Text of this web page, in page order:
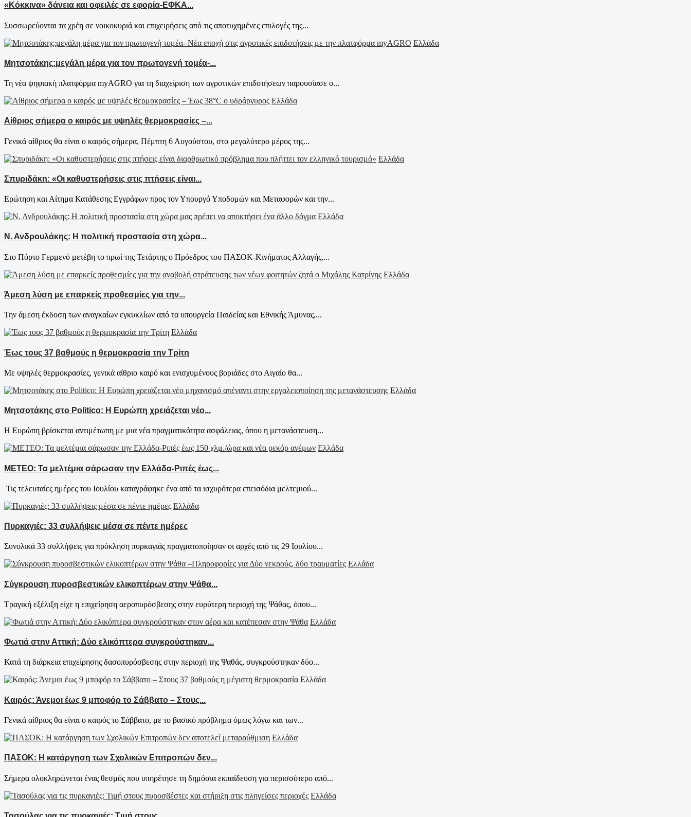
«Κόκκινα» δάνεια και οφειλές σε εφορία-ΕΦΚΑ...
Συσσωρεύονται τα χρέη σε νοικοκυριά και επιχειρήσεις από τις αποτυχημένες επιλογές της...
Ελλάδα
Μητσοτάκης:μεγάλη μέρα για τον πρωτογενή τομέα-...
Τη νέα ψηφιακή πλατφόρμα myAGRO για τη διαχείριση των αγροτικών επιδοτήσεων παρουσίασε ο...
Ελλάδα
Αίθριος σήμερα ο καιρός με υψηλές θερμοκρασίες –...
Γενικά αίθριος θα είναι ο καιρός σήμερα, Πέμπτη 6 Αυγούστου, στο μεγαλύτερο μέρος της...
Ελλάδα
Σπυριδάκη: «Οι καθυστερήσεις στις πτήσεις είναι...
Ερώτηση και Αίτημα Κατάθεσης Εγγράφων προς τον Υπουργό Υποδομών και Μεταφορών και την...
Ελλάδα
Ν. Ανδρουλάκης: Η πολιτική προστασία στη χώρα...
Στο Πόρτο Γερμενό μετέβη το πρωί της Τετάρτης ο Πρόεδρος του ΠΑΣΟΚ-Κινήματος Αλλαγής,...
Ελλάδα
Άμεση λύση με επαρκείς προθεσμίες για την...
Την άμεση έκδοση των αναγκαίων εγκυκλίων από τα υπουργεία Παιδείας και Εθνικής Άμυνας,...
Ελλάδα
Έως τους 37 βαθμούς η θερμοκρασία την Τρίτη
Με υψηλές θερμοκρασίες, γενικά αίθριο καιρό και ενισχυμένους βοριάδες στο Αιγαίο θα...
Ελλάδα
Μητσοτάκης στο Politico: Η Ευρώπη χρειάζεται νέο...
Η Ευρώπη βρίσκεται αντιμέτωπη με μια νέα πραγματικότητα ασφάλειας, όπου η μετανάστευση...
Ελλάδα
ΜΕΤΕΟ: Τα μελτέμια σάρωσαν την Ελλάδα-Ριπές έως...
Τις τελευταίες ημέρες του Ιουλίου καταγράφηκε ένα από τα ισχυρότερα επεισόδια μελτεμιού...
Ελλάδα
Πυρκαγιές: 33 συλλήψεις μέσα σε πέντε ημέρες
Συνολικά 33 συλλήψεις για πρόκληση πυρκαγιάς πραγματοποίησαν οι αρχές από τις 29 Ιουλίου...
Ελλάδα
Σύγκρουση πυροσβεστικών ελικοπτέρων στην Ψάθα...
Τραγική εξέλιξη είχε η επιχείρηση αεροπυρόσβεσης στην ευρύτερη περιοχή της Ψάθας, όπου...
Ελλάδα
Φωτιά στην Αττική: Δύο ελικόπτερα συγκρούστηκαν...
Κατά τη διάρκεια επιχείρησης δασοπυρόσβεσης στην περιοχή της Ψαθάς, συγκρούστηκαν δύο...
Ελλάδα
Καιρός: Άνεμοι έως 9 μποφόρ το Σάββατο – Στους...
Γενικά αίθριος θα είναι ο καιρός το Σάββατο, με το βασικό πρόβλημα όμως λόγω και των...
Ελλάδα
ΠΑΣΟΚ: Η κατάργηση των Σχολικών Επιτροπών δεν...
Σήμερα ολοκληρώνεται ένας θεσμός που υπηρέτησε τη δημόσια εκπαίδευση για περισσότερο από...
Ελλάδα